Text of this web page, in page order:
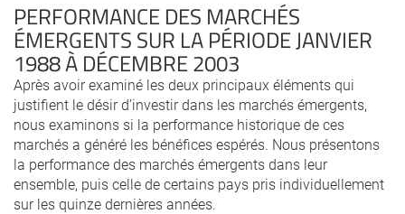
PERFORMANCE DES MARCHÉS
ÉMERGENTS SUR LA PÉRIODE JANVIER
1988 À DÉCEMBRE 2003
Après avoir examiné les deux principaux éléments qui
justifient le désir d’investir dans les marchés émergents,
nous examinons si la performance historique de ces
marchés a généré les bénéfices espérés. Nous présentons
la performance des marchés émergents dans leur
ensemble, puis celle de certains pays pris individuellement
sur les quinze dernières années.